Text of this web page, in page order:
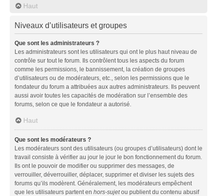
Haut
Niveaux d’utilisateurs et groupes
Que sont les administrateurs ?
Les administrateurs sont les utilisateurs qui ont le plus haut niveau de
contrôle sur tout le forum. Ils contrôlent tous les aspects du forum
comme les permissions, le bannissement, la création de groupes
d’utilisateurs ou de modérateurs, etc., selon les permissions que le
fondateur du forum a attribuées aux autres administrateurs. Ils peuvent
aussi avoir toutes les capacités de modération sur l’ensemble des
forums, selon ce que le fondateur a autorisé.
Haut
Que sont les modérateurs ?
Les modérateurs sont des utilisateurs (ou groupes d’utilisateurs) dont le
travail consiste à vérifier au jour le jour le bon fonctionnement du forum.
Ils ont le pouvoir de modifier ou supprimer des messages, de
verrouiller, déverrouiller, déplacer, supprimer et diviser les sujets des
forums qu’ils modèrent. Généralement, les modérateurs empêchent
que les utilisateurs partent en hors-sujetou publient du contenu abusif